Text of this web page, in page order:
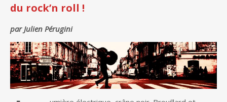
du rock’n roll !
par Julien Pérugini